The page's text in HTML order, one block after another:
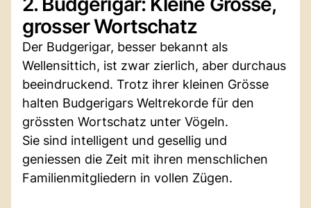
grosser Wortschatz
Der Budgerigar, besser bekannt als
Wellensittich, ist zwar zierlich, aber durchaus
beeindruckend. Trotz ihrer kleinen Grösse
halten Budgerigars Weltrekorde für den
grössten Wortschatz unter Vögeln.
Sie sind intelligent und gesellig und
geniessen die Zeit mit ihren menschlichen
Familienmitgliedern in vollen Zügen.